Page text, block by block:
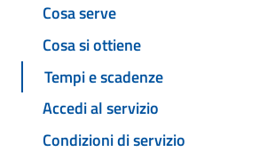
Cosa serve
Cosa si ottiene
Tempi e scadenze
Accedi al servizio
Condizioni di servizio